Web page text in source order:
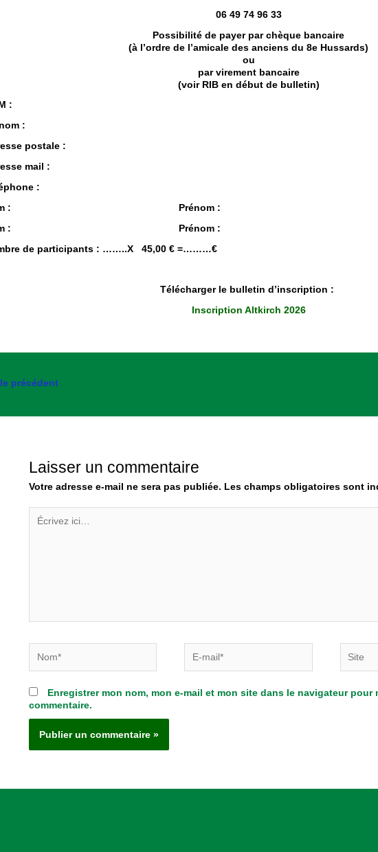
06 49 74 96 33
Possibilité de payer par chèque bancaire
(à l’ordre de l’amicale des anciens du 8e Hussards)
ou
par virement bancaire
(voir RIB en début de bulletin)
:
:
postale :
mail :
:
: Prénom :
: Prénom :
de participants : ……..X 45,00 € =………€
Télécharger le bulletin d’inscription :
Inscription Altkirch 2026
précédent
Laisser un commentaire
Votre adresse e-mail ne sera pas publiée. Les champs obligatoires sont
ici…
mail*
Enregistrer mon nom, mon e-mail et mon site dans le navigateur pour
commentaire.